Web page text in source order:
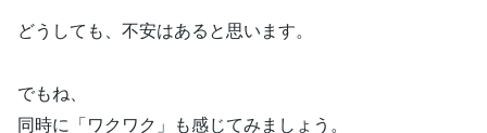
どうしても、不安はあると思います。
でもね、
同時に「ワクワク」も感じてみましょう。